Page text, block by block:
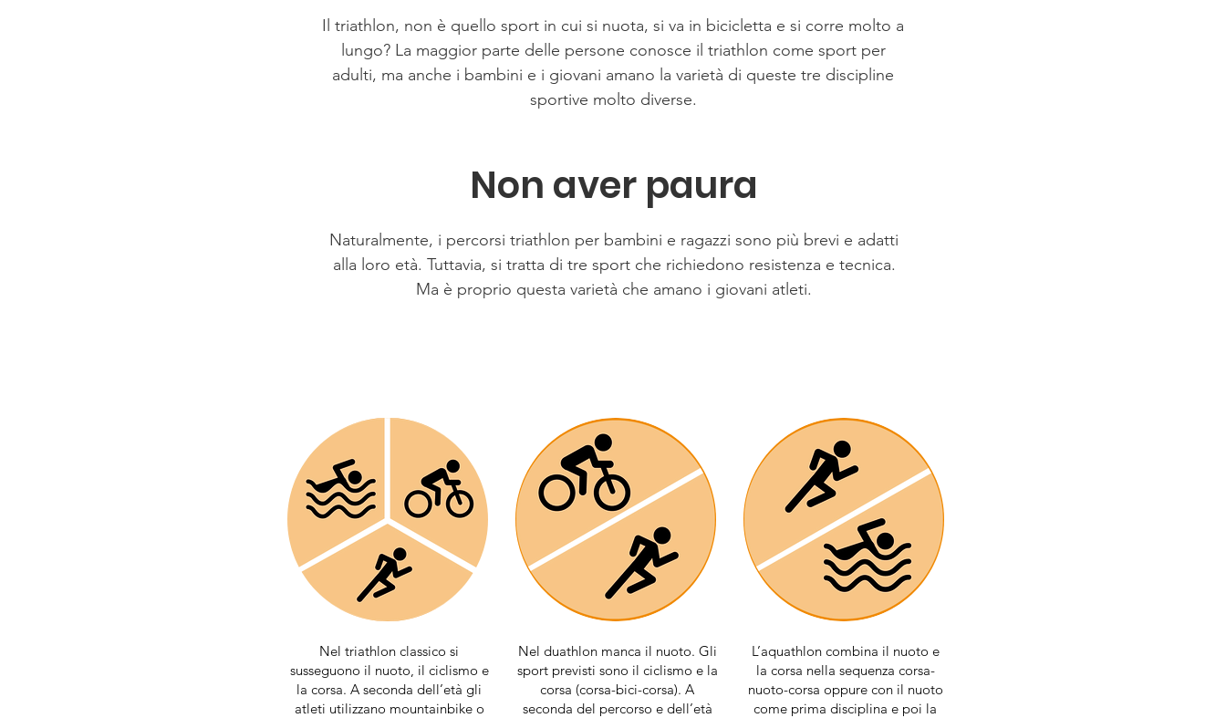
Il triathlon, non è quello sport in cui si nuota, si va in bicicletta e si corre molto a
lungo? La maggior parte delle persone conosce il triathlon come sport per
adulti, ma anche i bambini e i giovani amano la varietà di queste tre discipline
sportive molto diverse.
Non aver paura
Naturalmente, i percorsi triathlon per bambini e ragazzi sono più brevi e adatti
alla loro età. Tuttavia, si tratta di tre sport che richiedono resistenza e tecnica.
Ma è proprio questa varietà che amano i giovani atleti.
Nel triathlon classico si
susseguono il nuoto, il ciclismo e
la corsa. A seconda dell’età gli
atleti utilizzano mountainbike o
Nel duathlon manca il nuoto. Gli
sport previsti sono il ciclismo e la
corsa (corsa-bici-corsa). A
seconda del percorso e dell’età
L’aquathlon combina il nuoto e
la corsa nella sequenza corsa-
nuoto-corsa oppure con il nuoto
come prima disciplina e poi la